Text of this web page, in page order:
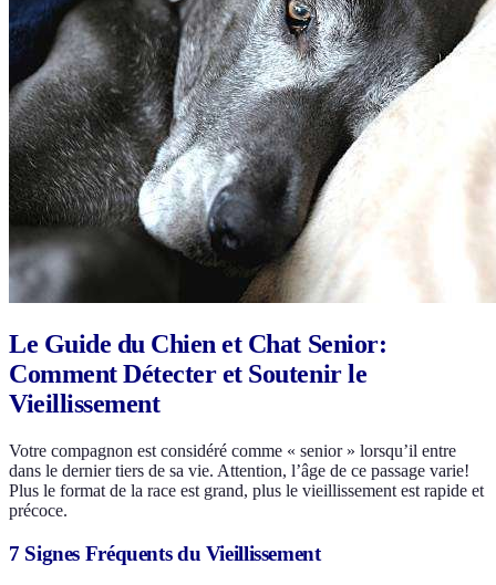
Le Guide du Chien et Chat Senior:
Comment Détecter et Soutenir le
Vieillissement
Votre compagnon est considéré comme « senior » lorsqu’il entre
dans le dernier tiers de sa vie. Attention, l’âge de ce passage varie!
Plus le format de la race est grand, plus le vieillissement est rapide et
précoce.
7 Signes Fréquents du Vieillissement